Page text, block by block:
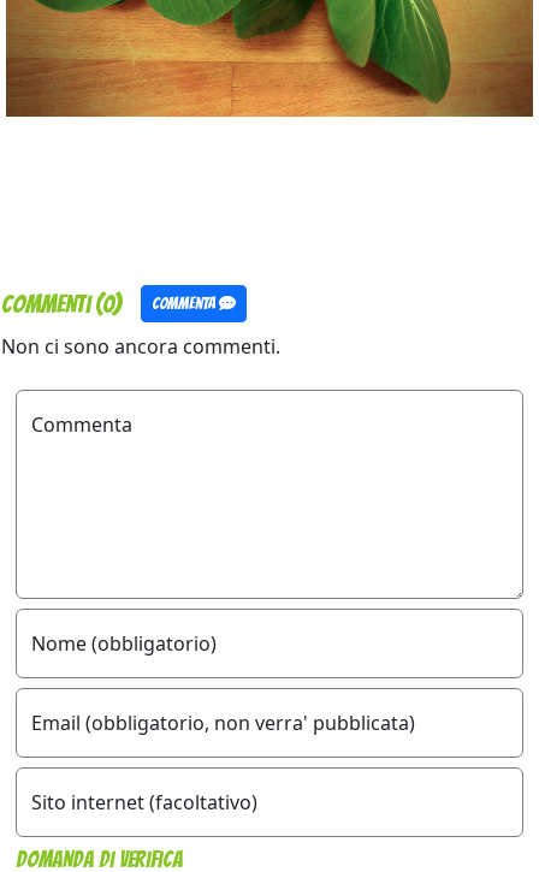
Commenti (0) Commenta
Non ci sono ancora commenti.
Commenta
Nome (obbligatorio)
Email (obbligatorio, non verra' pubblicata)
Sito internet (facoltativo)
Domanda di verifica